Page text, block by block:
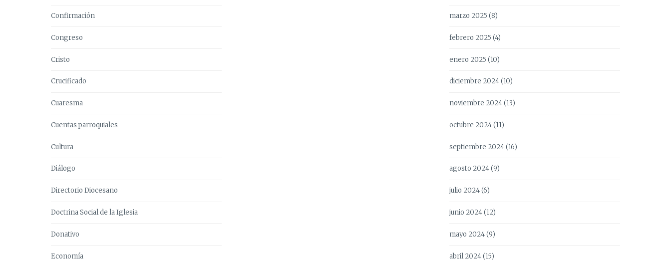
Confirmación
Congreso
Cristo
Crucificado
Cuaresma
Cuentas parroquiales
Cultura
Diálogo
Directorio Diocesano
Doctrina Social de la Iglesia
Donativo
Economía
marzo 2025 (8)
febrero 2025 (4)
enero 2025 (10)
diciembre 2024(10)
noviembre 2024(13)
octubre 2024(11)
septiembre 2024(16)
agosto 2024(9)
julio 2024(6)
junio 2024(12)
mayo 2024(9)
abril 2024(15)